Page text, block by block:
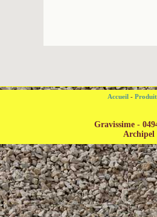
Accueil -
Gravissime -
Archipel